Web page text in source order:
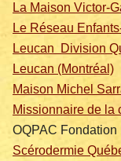
La Maison Victor-
Le Réseau
Leucan Division
Leucan (Montréal)
Maison Michel
Missionnaire de la
OQPAC Fondation
Scérodermie